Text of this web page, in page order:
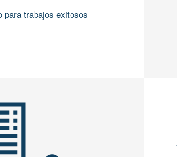
para trabajos exitosos